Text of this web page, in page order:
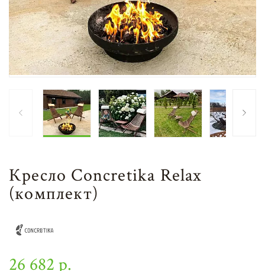
Кресло Concretika Relax
(комплект)
26 682 р.